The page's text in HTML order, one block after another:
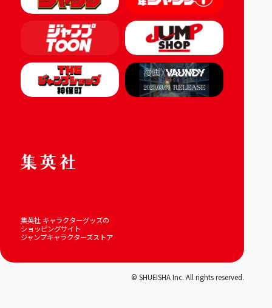
集英社 キャラクターグッズの
ショッピングサイト
ジャンプキャラクターズストア
© SHUEISHA Inc. All rights reserved.